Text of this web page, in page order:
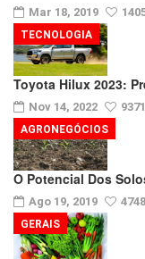
Mar 18, 2019
Toyota Hilux 2023:
Nov 14, 2022 9371
TECNOLOGIA
O Potencial Dos
Ago 19, 2019 4748
AGRONEGÓCIOS
GERAIS